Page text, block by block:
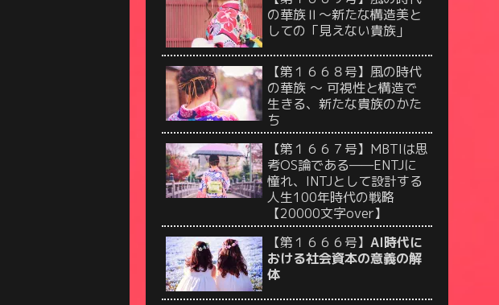
の華族Ⅱ〜新たな構造美と
しての「見えない貴族」
【第１６６８号】風の時代
の華族 〜 可視性と構造で
生きる、新たな貴族のかた
ち
【第１６６７号】MBTIは思
考OS論である——ENTJに
憧れ、INTJとして設計する
人生100年時代の戦略
【20000文字over】
【第１６６６号】 AI時代に
おける社会資本の意義の解
体